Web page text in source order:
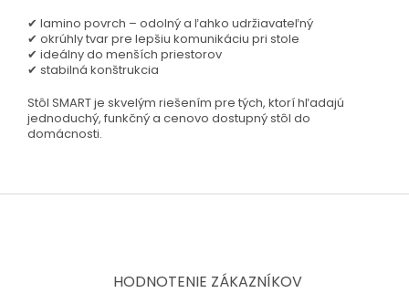
✔ lamino povrch – odolný a ľahko udržiavateľný
✔ okrúhly tvar pre lepšiu komunikáciu pri stole
✔ ideálny do menších priestorov
✔ stabilná konštrukcia
Stôl SMART je skvelým riešením pre tých, ktorí hľadajú
jednoduchý, funkčný a cenovo dostupný stôl do
domácnosti.
Z
HODNOTENIE ZÁKAZNÍKOV